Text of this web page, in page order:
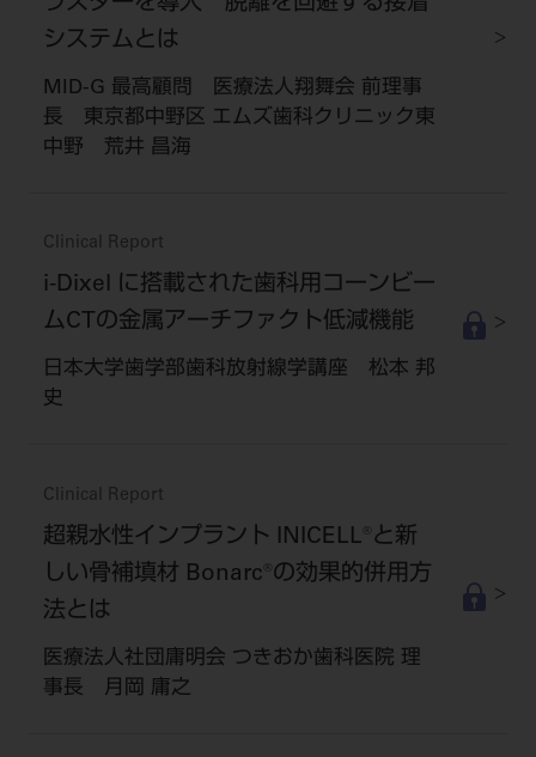
システムとは
MID-G 最高顧問 医療法人翔舞会 前理事
長 東京都中野区 エムズ歯科クリニック東
中野 荒井 昌海
Clinical Report
i-Dixel に搭載された歯科用コーンビー
ムCTの金属アーチファクト低減機能
日本大学歯学部歯科放射線学講座 松本 邦
史
Clinical Report
超親水性インプラント INICELL®と新
しい骨補填材 Bonarc®の効果的併用方
法とは
医療法人社団庸明会 つきおか歯科医院 理
事長 月岡 庸之